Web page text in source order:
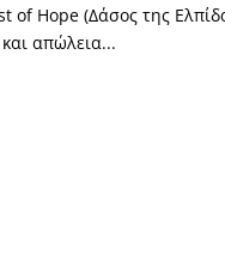
of Hope (Δάσος της
απώλεια...